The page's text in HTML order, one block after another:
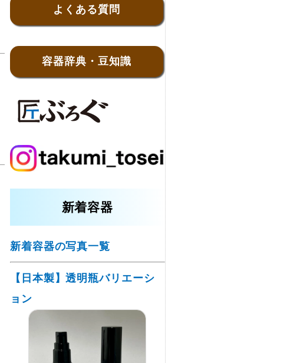
よくある質問
容器辞典・豆知識
新着容器
新着容器の写真一覧
【日本製】透明瓶バリエーシ
ョン